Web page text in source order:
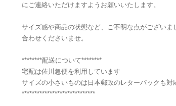
にご連絡いただけますようお願いいたします。
サイズ感や商品の状態など、ご不明な点がござい
合わせくださいませ。
********配送について********
宅配は佐川急便を利用しています
サイズの小さいものは日本郵政のレターパックも対
*****************************